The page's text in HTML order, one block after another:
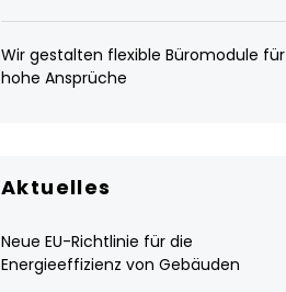
Wir gestalten flexible Büromodule für
hohe Ansprüche
Aktuelles
Neue EU-Richtlinie für die
Energieeffizienz von Gebäuden